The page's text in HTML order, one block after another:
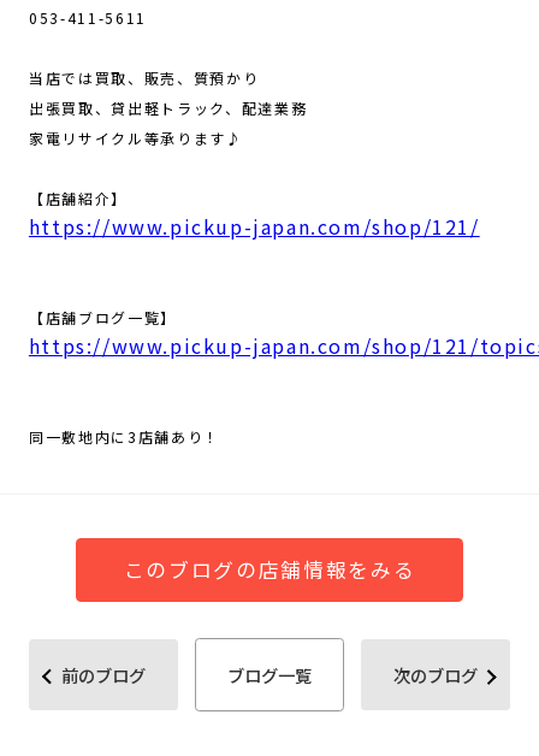
053-411-5611
当店では買取、販売、質預かり
出張買取、貸出軽トラック、配達業務
家電リサイクル等承ります♪
【店舗紹介】
https://www.pickup-japan.com/shop/121/
【店舗ブログ一覧】
https://www.pickup-japan.com/shop/121/
同一敷地内に3店舗あり！
このブログの店舗情報をみる
前のブログ ブログ一覧 次のブログ